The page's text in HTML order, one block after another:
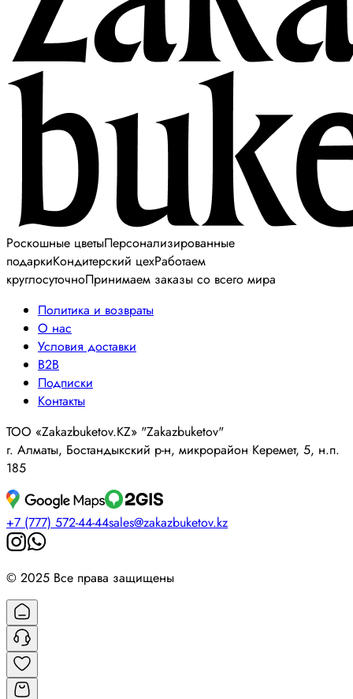
Роскошные цветыПерсонализированные
подаркиКондитерский цехРаботаем
круглосуточноПринимаем заказы со всего мира
Политика и возвраты
О нас
Условия доставки
B2B
Подписки
Контакты
ТОО «Zakazbuketov.KZ» "Zakazbuketov"
г. Алматы, Бостандыкский р-н, микрорайон Керемет, 5, н.п.
185
+7 (777) 572-44-44sales@zakazbuketov.kz
© 2025 Все права защищены